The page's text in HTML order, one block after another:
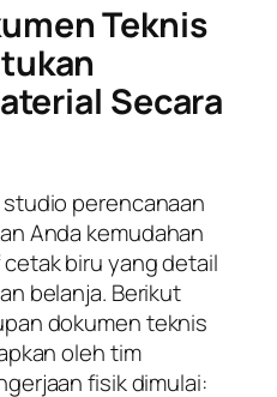
Teknis
Secara
perencanaan
Anda kemudahan
biru yang detail
belanja. Berikut
dokumen teknis
oleh tim
fisik dimulai: